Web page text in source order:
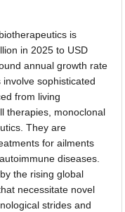
is
in 2025 to USD
annual growth rate
sophisticated
from living
therapies, monoclonal
They are
for ailments
diseases.
the rising global
necessitate novel
strides and